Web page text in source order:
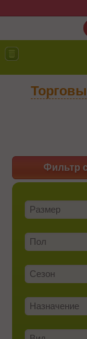
Фильтр
Размер
Пол
Сезон
Назначение